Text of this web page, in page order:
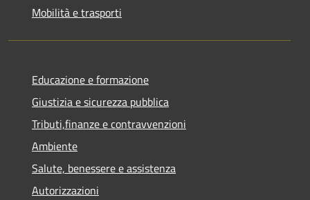
Mobilità e trasporti
Educazione e formazione
Giustizia e sicurezza pubblica
Tributi,finanze e contravvenzioni
Ambiente
Salute, benessere e assistenza
Autorizzazioni